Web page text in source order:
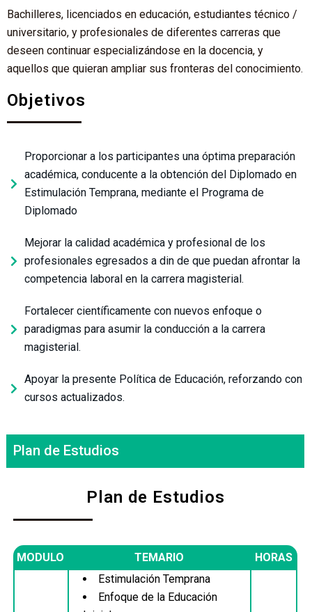
Bachilleres, licenciados en educación, estudiantes técnico /
universitario, y profesionales de diferentes carreras que
deseen continuar especializándose en la docencia, y
aquellos que quieran ampliar sus fronteras del conocimiento.
Objetivos
Proporcionar a los participantes una óptima preparación
académica, conducente a la obtención del Diplomado en
Estimulación Temprana, mediante el Programa de
Diplomado
Mejorar la calidad académica y profesional de los
profesionales egresados a din de que puedan afrontar la
competencia laboral en la carrera magisterial.
Fortalecer científicamente con nuevos enfoque o
paradigmas para asumir la conducción a la carrera
magisterial.
Apoyar la presente Política de Educación, reforzando con
cursos actualizados.
Plan de Estudios
Plan de Estudios
MODULO TEMARIO
HORAS
Estimulación Temprana
Enfoque de la Educación